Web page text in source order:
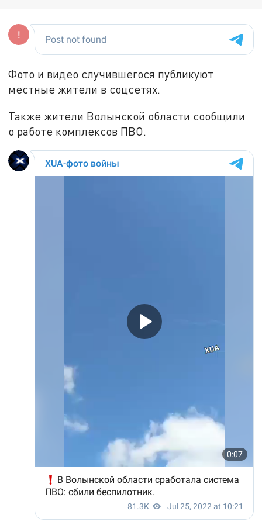
Фото и видео случившегося публикуют
местные жители в соцсетях.
Также жители Волынской области сообщили
о работе комплексов ПВО.